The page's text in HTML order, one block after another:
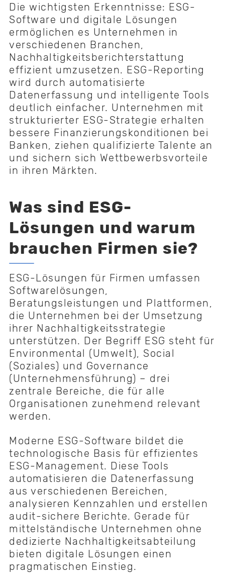
Die wichtigsten Erkenntnisse: ESG-
Software und digitale Lösungen
ermöglichen es Unternehmen in
verschiedenen Branchen,
Nachhaltigkeitsberichterstattung
effizient umzusetzen. ESG-Reporting
wird durch automatisierte
Datenerfassung und intelligente Tools
deutlich einfacher. Unternehmen mit
strukturierter ESG-Strategie erhalten
bessere Finanzierungskonditionen bei
Banken, ziehen qualifizierte Talente an
und sichern sich Wettbewerbsvorteile
in ihren Märkten.
Was sind ESG-
Lösungen und warum
brauchen Firmen sie?
ESG-Lösungen für Firmen umfassen
Softwarelösungen,
Beratungsleistungen und Plattformen,
die Unternehmen bei der Umsetzung
ihrer Nachhaltigkeitsstrategie
unterstützen. Der Begriff ESG steht für
Environmental (Umwelt), Social
(Soziales) und Governance
(Unternehmensführung) – drei
zentrale Bereiche, die für alle
Organisationen zunehmend relevant
werden.
Moderne ESG-Software bildet die
technologische Basis für effizientes
ESG-Management. Diese Tools
automatisieren die Datenerfassung
aus verschiedenen Bereichen,
analysieren Kennzahlen und erstellen
audit-sichere Berichte. Gerade für
mittelständische Unternehmen ohne
dedizierte Nachhaltigkeitsabteilung
bieten digitale Lösungen einen
pragmatischen Einstieg.